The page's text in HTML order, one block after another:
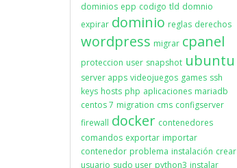
dominios epp codigo tld domnio
expirar dominio reglas derechos
wordpress migrar cpanel
proteccion user snapshot ubuntu
server apps videojuegos games ssh
keys hosts php aplicaciones mariadb
centos 7 migration cms configserver
firewall docker contenedores
comandos exportar importar
contenedor problema instalación crear
usuario sudo user python3 instalar